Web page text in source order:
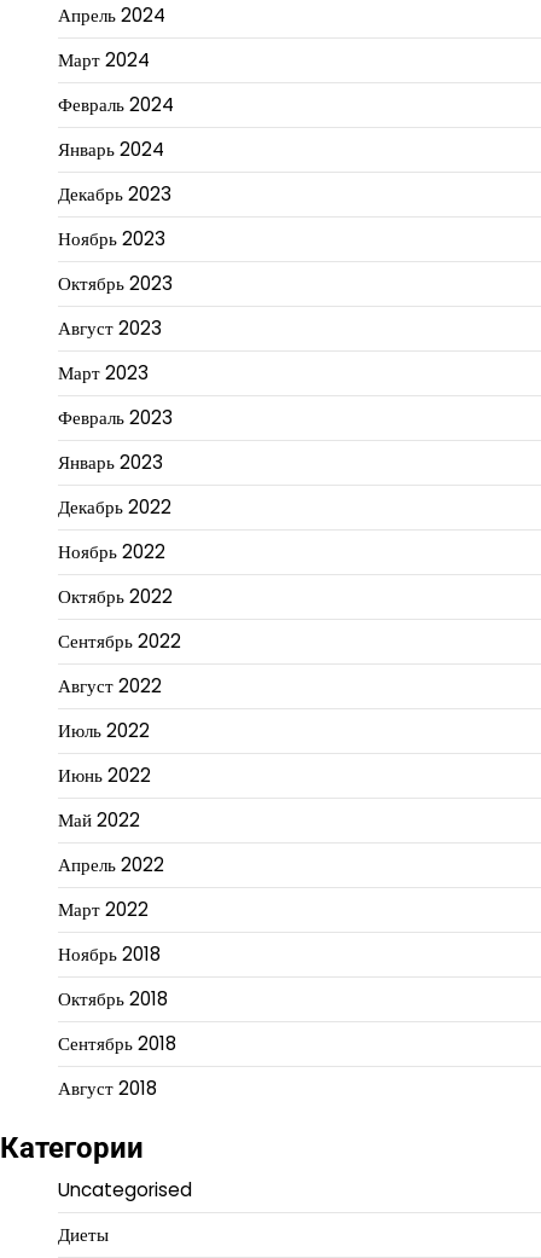
Апрель 2024
Март 2024
Февраль 2024
Январь 2024
Декабрь 2023
Ноябрь 2023
Октябрь 2023
Август 2023
Март 2023
Февраль 2023
Январь 2023
Декабрь 2022
Ноябрь 2022
Октябрь 2022
Сентябрь 2022
Август 2022
Июль 2022
Июнь 2022
Май 2022
Апрель 2022
Март 2022
Ноябрь 2018
Октябрь 2018
Сентябрь 2018
Август 2018
Категории
Uncategorised
Диеты